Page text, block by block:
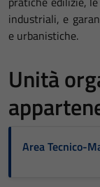
industriali, e
e urbanistiche.
Unità
Area Tecnico-